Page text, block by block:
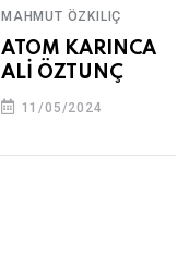
MAHMUT ÖZKILIÇ
ATOM KARINCA
ALİ ÖZTUNÇ
11/05/2024